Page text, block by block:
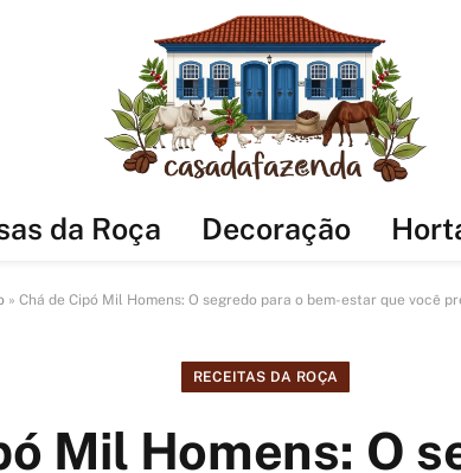
da Roça Decoração
» Chá de Cipó Mil Homens: O segredo para o bem-estar que você
RECEITAS DA ROÇA
Mil Homens: O